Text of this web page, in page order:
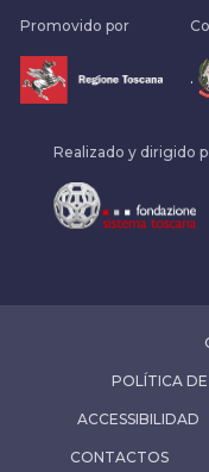
Promovido por
.
Realizado y dirigido
POLÍTICA DE
ACCESSIBILIDAD
CONTACTOS